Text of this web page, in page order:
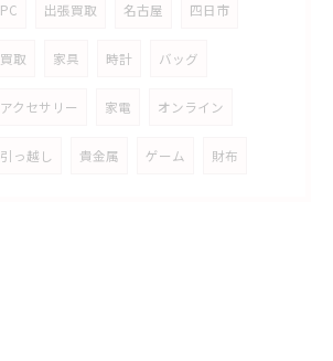
PC 出張買取 名古屋 四日市
買取 家具 時計 バッグ
アクセサリー 家電 オンライン
引っ越し 貴金属 ゲーム 財布